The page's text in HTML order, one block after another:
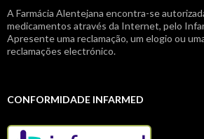
A Farmácia Alentejana encontra-se
medicamentos através da Internet, pelo
Apresente uma reclamação, um elogio ou
reclamações electrónico.
CONFORMIDADE INFARMED